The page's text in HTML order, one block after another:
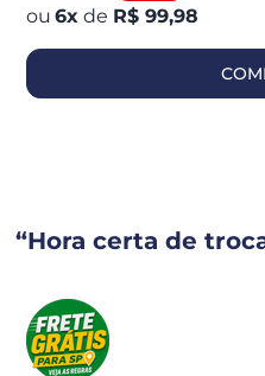
6x de R$ 99,98
“Hora certa de